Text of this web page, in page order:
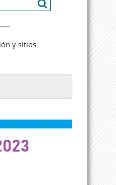
y sitios